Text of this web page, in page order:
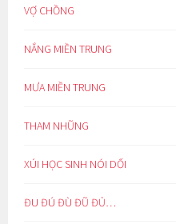
VỢ CHỒNG
NẮNG MIỀN TRUNG
MƯA MIỀN TRUNG
THAM NHŨNG
XÚI HỌC SINH NÓI DỐI
ĐU ĐÚ ĐÙ ĐŨ ĐỦ…